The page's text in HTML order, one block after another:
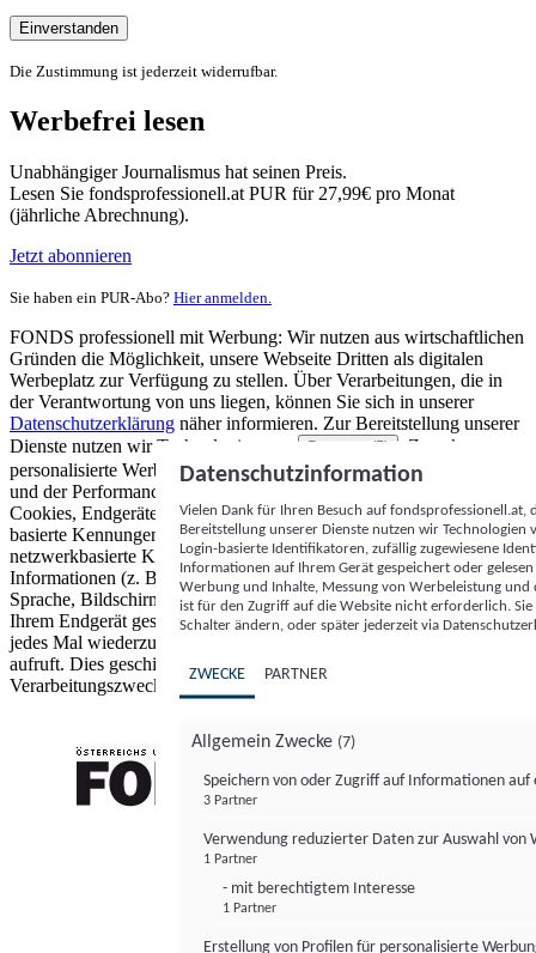
Einverstanden
Die Zustimmung ist jederzeit widerrufbar.
Werbefrei lesen
Unabhängiger Journalismus hat seinen Preis.
Lesen Sie fondsprofessionell.at PUR für 27,99€ pro Monat
(jährliche Abrechnung).
Jetzt abonnieren
Sie haben ein PUR-Abo? Hier anmelden.
FONDS professionell mit Werbung: Wir nutzen aus wirtschaftlichen
Gründen die Möglichkeit, unsere Webseite Dritten als digitalen
Werbeplatz zur Verfügung zu stellen. Über Verarbeitungen, die in
der Verantwortung von uns liegen, können Sie sich in unserer
Datenschutzerklärung näher informieren. Zur Bereitstellung unserer
Dienste nutzen wir Technologien von
Partnern (5)
. Zwecke:
personalisierte Werbung und Inhalte, Messung von Werbeleistung
und der Performance von Inhalten sowie Zielgruppenforschung.
Cookies, Endgeräte- oder ähnliche Online-Kennungen (z. B. login-
basierte Kennungen, zufällig generierte Kennungen,
netzwerkbasierte Kennungen) können zusammen mit anderen
Informationen (z. B. Browsertyp und Browserinformationen,
Sprache, Bildschirmgröße, unterstützte Technologien usw.) auf
Ihrem Endgerät gespeichert oder von dort ausgelesen werden, um es
jedes Mal wiederzuerkennen, wenn es eine App oder einer Webseite
aufruft. Dies geschieht für einen oder mehrere der hier aufgeführten
Verarbeitungszwecke.
Datenschutzinformation
Vielen Dank für Ihren Besuch auf
Bereitstellung unserer Dienste nutzen wir Technologien
Login-basierte Identifikatoren, zufällig zugewiesene
Informationen auf Ihrem Gerät gespeichert oder
Werbung und Inhalte, Messung von Werbeleistung
ist für den Zugriff auf die Website nicht erforderlich.
Schalter ändern, oder später jederzeit via
ZWECKE PARTNER
Allgemein Zwecke (7)
Speichern von oder Zugriff auf Informationen auf
3 Partner
Verwendung reduzierter Daten zur Auswahl von
1 Partner
- mit berechtigtem Interesse
1 Partner
Erstellung von Profilen für personalisierte
FONDS professionell